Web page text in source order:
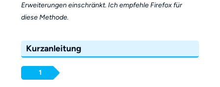
Erweiterungen einschränkt. Ich empfehle Firefox für
diese Methode.
Kurzanleitung
1